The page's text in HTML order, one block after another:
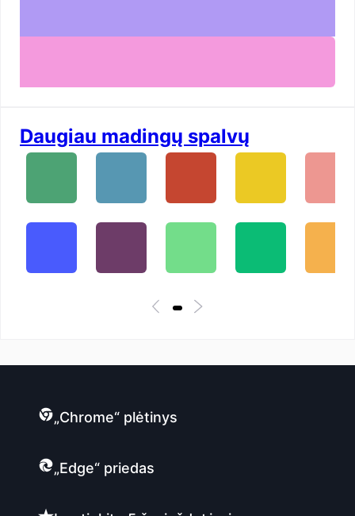
Daugiau madingų spalvų
„Chrome“ plėtinys
„Edge“ priedas